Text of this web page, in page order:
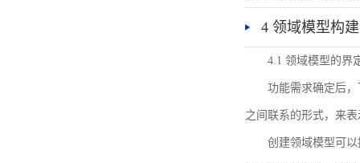
4 领域模型构建
4.1 领域模型的界
功能需求确定后
之间联系的形式，来
创建领域模型可